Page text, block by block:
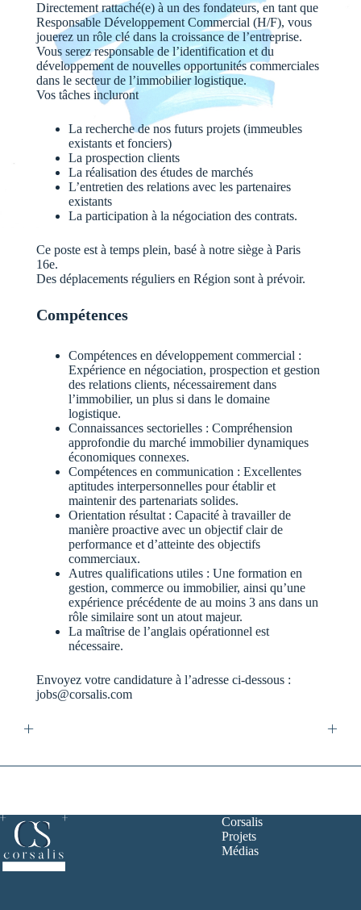
Directement rattaché(e) à un des fondateurs, en tant que
Responsable Développement Commercial (H/F), vous
jouerez un rôle clé dans la croissance de l’entreprise.
Vous serez responsable de l’identification et du
développement de nouvelles opportunités commerciales
dans le secteur de l’immobilier logistique.
Vos tâches incluront
La recherche de nos futurs projets (immeubles
existants et fonciers)
La prospection clients
La réalisation des études de marchés
L’entretien des relations avec les partenaires
existants
La participation à la négociation des contrats.
Ce poste est à temps plein, basé à notre siège à Paris
16e.
Des déplacements réguliers en Région sont à prévoir.
Compétences
Compétences en développement commercial :
Expérience en négociation, prospection et gestion
des relations clients, nécessairement dans
l’immobilier, un plus si dans le domaine
logistique.
Connaissances sectorielles : Compréhension
approfondie du marché immobilier dynamiques
économiques connexes.
Compétences en communication : Excellentes
aptitudes interpersonnelles pour établir et
maintenir des partenariats solides.
Orientation résultat : Capacité à travailler de
manière proactive avec un objectif clair de
performance et d’atteinte des objectifs
commerciaux.
Autres qualifications utiles : Une formation en
gestion, commerce ou immobilier, ainsi qu’une
expérience précédente de au moins 3 ans dans un
rôle similaire sont un atout majeur.
La maîtrise de l’anglais opérationnel est
nécessaire.
Envoyez votre candidature à l’adresse ci-dessous :
jobs@corsalis.com
Corsalis
Projets
Médias